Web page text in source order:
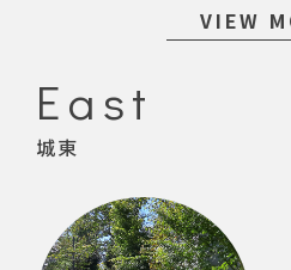
VIEW
城東
East